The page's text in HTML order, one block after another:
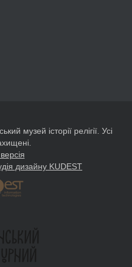
музей історії релігії. Усі
дизайну KUDEST